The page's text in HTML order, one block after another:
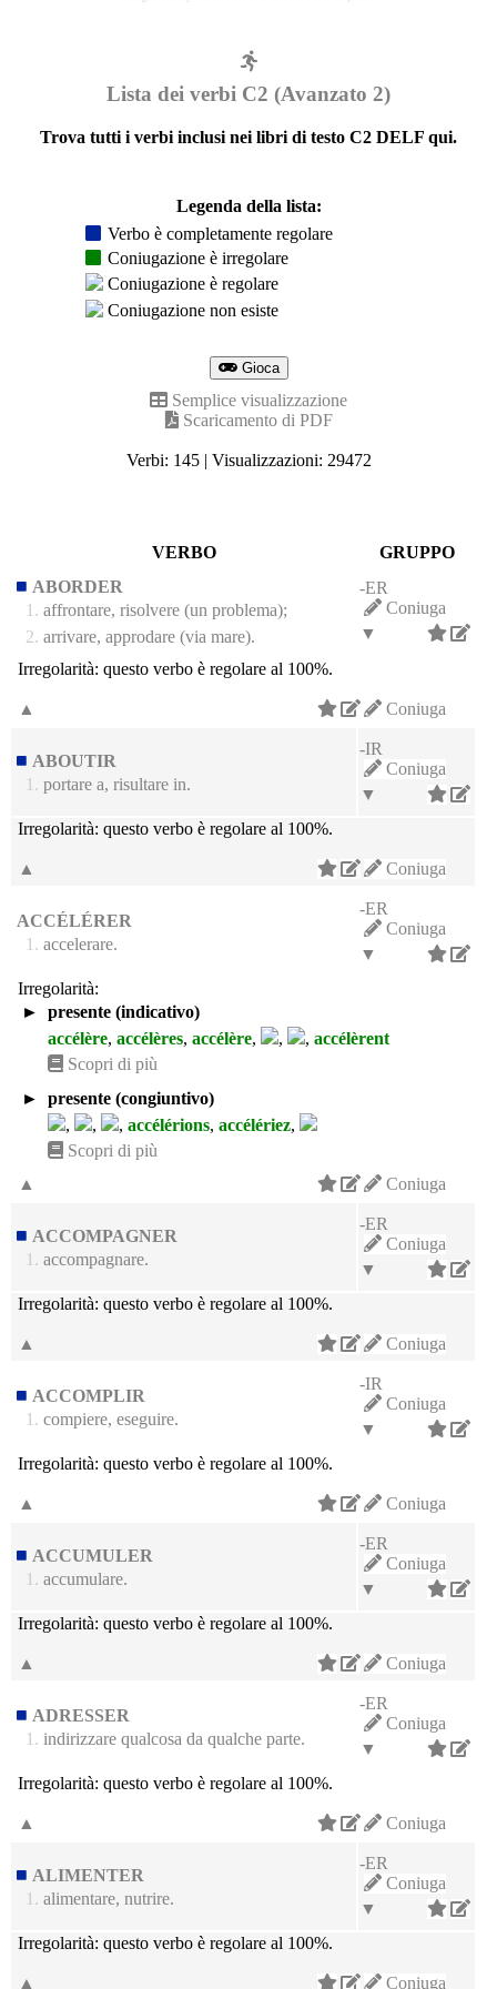
Lista dei verbi C2 (Avanzato 2)
Trova tutti i verbi inclusi nei libri di testo C2 DELF qui.
Legenda della lista:
Verbo è completamente regolare
Coniugazione è irregolare
Coniugazione è regolare
Coniugazione non esiste
Gioca
Semplice visualizzazione
Scaricamento di PDF
Verbi: 145 | Visualizzazioni: 29472
VERBO
GRUPPO
ABORDER
1. affrontare, risolvere (un problema);
2. arrivare, approdare (via mare).
-ER
Coniuga
▼
Irregolarità: questo verbo è regolare al 100%.
Coniuga
▲
ABOUTIR
1. portare a, risultare in.
-IR
Coniuga
▼
Irregolarità: questo verbo è regolare al 100%.
Coniuga
▲
ACCÉLÉRER
1. accelerare.
-ER
Coniuga
▼
Irregolarità:
►
presente (indicativo)
accélère, accélères, accélère, , , accélèrent
Scopri di più
►
presente (congiuntivo)
,
, , accélérions, accélériez,
Scopri di più
Coniuga
▲
ACCOMPAGNER
1. accompagnare.
-ER
Coniuga
▼
Irregolarità: questo verbo è regolare al 100%.
Coniuga
▲
ACCOMPLIR
1. compiere, eseguire.
-IR
Coniuga
▼
Irregolarità: questo verbo è regolare al 100%.
Coniuga
▲
ACCUMULER
1. accumulare.
-ER
Coniuga
▼
Irregolarità: questo verbo è regolare al 100%.
Coniuga
▲
ADRESSER
1. indirizzare qualcosa da qualche parte.
-ER
Coniuga
▼
Irregolarità: questo verbo è regolare al 100%.
Coniuga
▲
ALIMENTER
1. alimentare, nutrire.
-ER
Coniuga
▼
Irregolarità: questo verbo è regolare al 100%.
Coniuga
▲